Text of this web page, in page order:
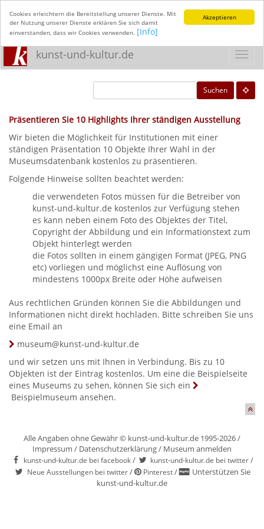
Akzeptieren
Cookies erleichtern die Bereitstellung unserer Dienste. Mit
der Nutzung unserer Dienste erklären Sie sich damit
einverstanden, dass wir Cookies verwenden. [Info]
kunst-und-kultur.de
Suchen
Präsentieren Sie 10 Highlights Ihrer ständigen Ausstellung
Wir bieten die Möglichkeit für Institutionen mit einer
ständigen Präsentation 10 Objekte Ihrer Wahl in der
Museumsdatenbank kostenlos zu präsentieren.
Folgende Hinweise sollten beachtet werden:
die verwendeten Fotos müssen für die Betreiber von
kunst-und-kultur.de kostenlos zur Verfügung stehen
es kann neben einem Foto des Objektes der Titel,
Copyright der Abbildung und ein Informationstext zum
Objekt hinterlegt werden
die Fotos sollten in einem gängigen Format (JPEG, PNG
etc) vorliegen und möglichst eine Auflösung von
mindestens 1000px Breite oder Höhe aufweisen
Aus rechtlichen Gründen können Sie die Abbildungen und
Informationen nicht direkt hochladen. Bitte schreiben Sie uns
eine Email an
museum@kunst-und-kultur.de
und wir setzen uns mit Ihnen in Verbindung. Bis zu 10
Objekten ist der Eintrag kostenlos. Um eine die Beispielseite
eines Museums zu sehen, können Sie sich ein
Beispielmuseum ansehen.
Alle Angaben ohne Gewähr © kunst-und-kultur.de 1995-2026 /
Impressum / Datenschutzerklärung/ Museum anmelden
kunst-und-kultur.de bei facebook/ kunst-und-kultur.de bei twitter/
Neue Ausstellungen bei twitter/ Pinterest/
Unterstützen Sie
kunst-und-kultur.de